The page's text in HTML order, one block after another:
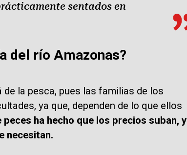
sentados en
del río Amazonas?
la pesca, pues las familias de los
ya que, dependen de lo que ellos
peces ha hecho que los precios suban, y
necesitan.